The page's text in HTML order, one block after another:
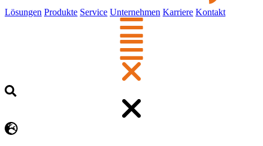
Lösungen Produkte Service Unternehmen Karriere Kontakt